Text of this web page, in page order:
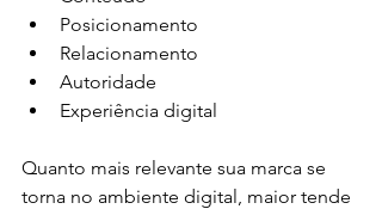
Posicionamento
Relacionamento
Autoridade
Experiência digital
Quanto mais relevante sua marca se
torna no ambiente digital, maior tende